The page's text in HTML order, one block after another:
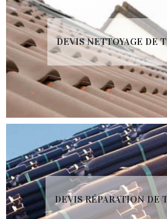
DEVIS NETTOYAGE DE
DEVIS RÉPARATION DE